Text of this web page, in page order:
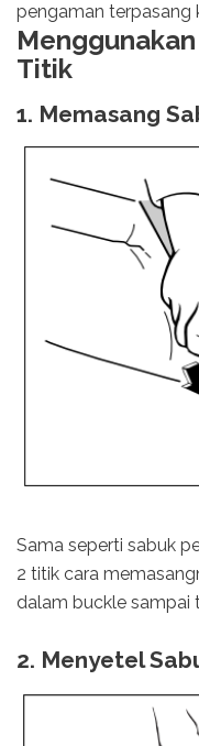
pengaman terpasang
Titik
1. Memasang
Sama seperti sabuk
2 titik cara
dalam buckle sampai
2. Menyetel